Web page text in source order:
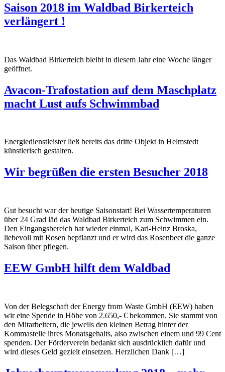
Saison 2018 im Waldbad Birkerteich
verlängert !
Das Waldbad Birkerteich bleibt in diesem Jahr eine Woche länger
geöffnet.
Avacon-Trafostation auf dem Maschplatz
macht Lust aufs Schwimmbad
Energiedienstleister ließ bereits das dritte Objekt in Helmstedt
künstlerisch gestalten.
Wir begrüßen die ersten Besucher 2018
Gut besucht war der heutige Saisonstart! Bei Wassertemperaturen
über 24 Grad läd das Waldbad Birkerteich zum Schwimmen ein.
Den Eingangsbereich hat wieder einmal, Karl-Heinz Broska,
liebevoll mit Rosen bepflanzt und er wird das Rosenbeet die ganze
Saison über pflegen.
EEW GmbH hilft dem Waldbad
Von der Belegschaft der Energy from Waste GmbH (EEW) haben
wir eine Spende in Höhe von 2.650,- € bekommen. Sie stammt von
den Mitarbeitern, die jeweils den kleinen Betrag hinter der
Kommastelle ihres Monatsgehalts, also zwischen einem und 99 Cent
spenden. Der Förderverein bedankt sich ausdrücklich dafür und
wird dieses Geld gezielt einsetzen. Herzlichen Dank […]